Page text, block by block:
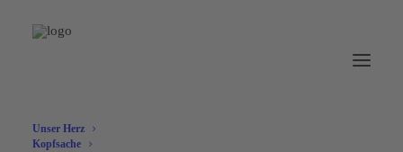
Unser Herz
Kopfsache